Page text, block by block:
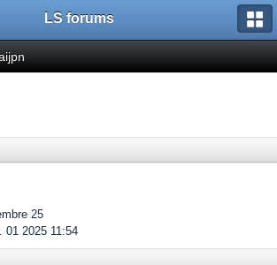
LS forums
25
01 2025 11:54